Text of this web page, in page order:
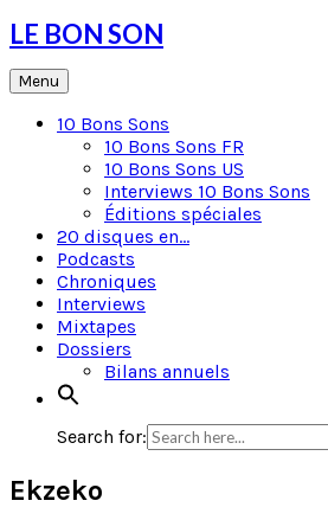
Skip
to
content
LE BON SON
Menu
10 Bons Sons
10 Bons Sons FR
10 Bons Sons US
Interviews 10 Bons Sons
Éditions spéciales
20 disques en…
Podcasts
Chroniques
Interviews
Mixtapes
Dossiers
Bilans annuels
Search for:
Ekzeko